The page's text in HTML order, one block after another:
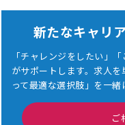
新たなキャリ
「チャレンジをしたい」
がサポートします。求人を
って最適な選択肢」を一緒
ご